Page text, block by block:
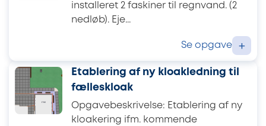
installeret 2 faskiner til regnvand. (2
nedløb). Eje...
Se opgave +
Etablering af ny kloakledning til
fælleskloak
Opgavebeskrivelse: Etablering af ny
kloakering ifm. kommende